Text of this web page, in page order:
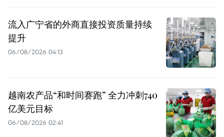
流入广宁省的外商直接投资质量持续
提升
06/08/2026 04:13
越南农产品“和时间赛跑” 全力冲刺740
亿美元目标
06/08/2026 02:41